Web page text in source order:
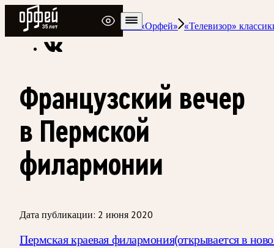
Радио Орфей
Радио классической музыки «Орфей» «Телевизор»
Французский вечер
в Пермской
филармонии
Дата публикации: 2 июня 2020
Пермская краевая филармония(открывается в